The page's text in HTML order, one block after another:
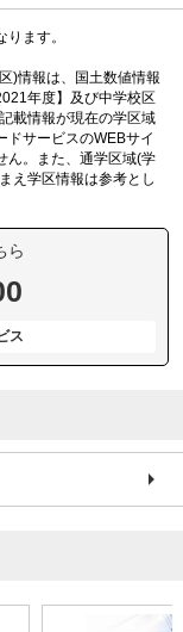
ます。
)情報は、国土数値情報
年度】及び中学校区
載情報が現在の学区域
ドサービスのWEBサイ
ん。また、通学区域(学
え学区情報は参考とし
ら
ス